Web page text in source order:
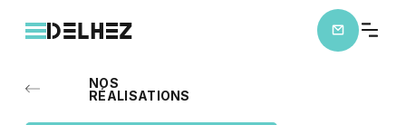
NOS
RÉALISATIONS